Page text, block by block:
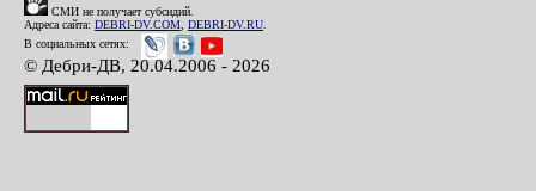
СМИ не получает субсидий.
Адреса сайта: DEBRI-DV.COM DEBRI-DV.RU
В социальных сетях:
© Дебри-ДВ, 20.04.2006 - 2026